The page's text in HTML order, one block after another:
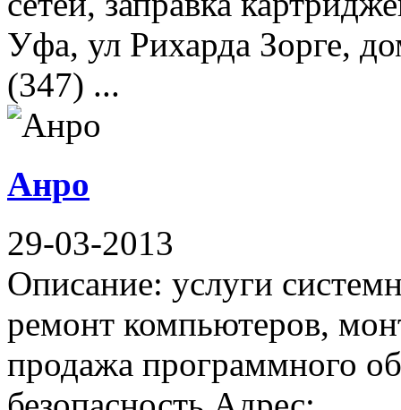
Уфа, ул Рихарда Зорге,
(347) ...
Анро
29-03-2013
Описание: услуги
ремонт компьютеров,
продажа программного